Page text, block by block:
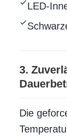
LED-
3.
Die